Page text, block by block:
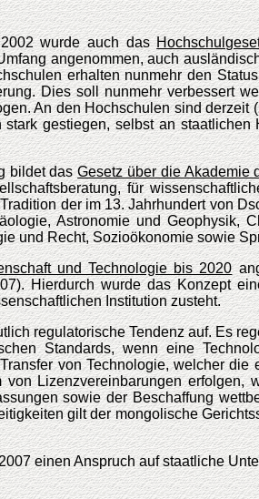
2002 wurde auch das
angenommen, auch
erhalten nunmehr den
Dies soll nunmehr verbessert
An den Hochschulen sind
gestiegen, selbst an
bildet dasGesetz über die Akademie
für
der im 13. Jahrhundert von
Astronomie und Geophysik,
und Recht, Sozioökonomie sowie
und Technologie bis 2020
Hierdurch wurde das Konzept
Institution zusteht.
regulatorische Tendenz auf. Es
Standards, wenn eine
von Technologie, welcher
Lizenzvereinbarungen
sowie der Beschaffung
gilt der mongolische
einen Anspruch auf staatliche